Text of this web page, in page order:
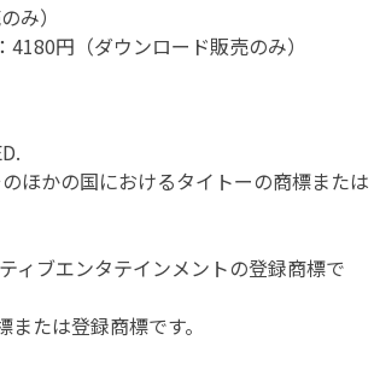
み）
円（ダウンロード販売のみ）
ほかの国におけるタイトーの商標または
ブエンタテインメントの登録商標で
たは登録商標です。